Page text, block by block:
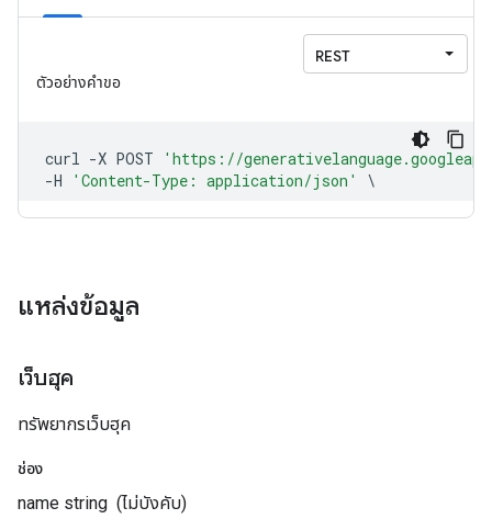
แหล่งข้อมูล
เว็บฮุค
ทรัพยากรเว็บฮุค
ช่อง
name string (ไม่บังคับ)